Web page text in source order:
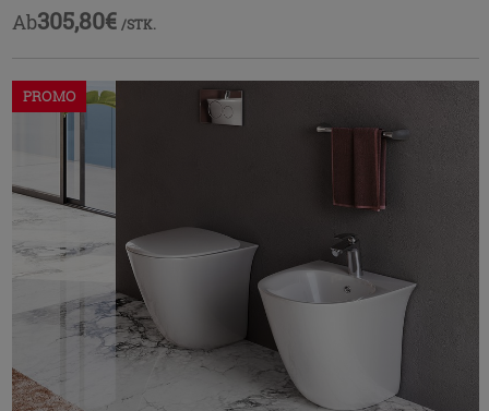
Ab305,80€ /STK.
PROMO